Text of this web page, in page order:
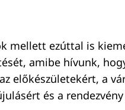
mellett ezúttal is
amibe hívunk,
előkészületekért, a
és a